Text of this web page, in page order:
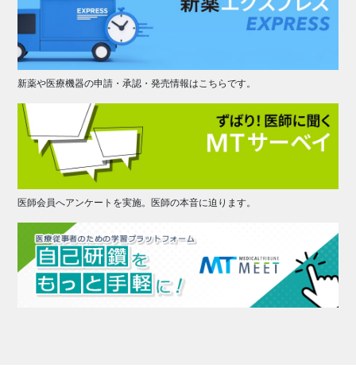
新薬や医療機器の申請・承認・発売情報はこちらです。
医師会員へアンケートを実施。医師の本音に迫ります。